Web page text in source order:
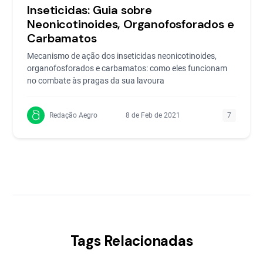
Inseticidas: Guia sobre
Neonicotinoides, Organofosforados e
Carbamatos
Mecanismo de ação dos inseticidas neonicotinoides,
organofosforados e carbamatos: como eles funcionam
no combate às pragas da sua lavoura
Redação Aegro 8 de Feb de 2021 7
Tags Relacionadas